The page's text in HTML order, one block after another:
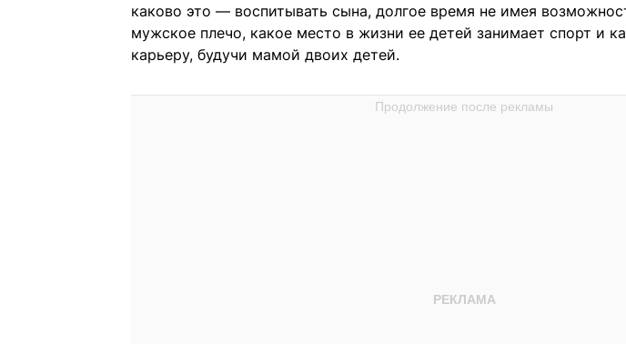
каково это — воспитывать сына, долгое время не имея
мужское плечо, какое место в жизни ее детей занимает спорт и
карьеру, будучи мамой двоих детей.